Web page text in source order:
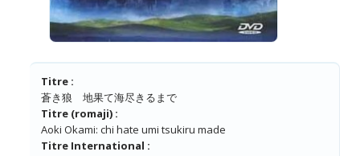
Titre :
蒼き狼 地果て海尽きるまで
Titre (romaji) :
Aoki Okami: chi hate umi tsukiru made
Titre International :